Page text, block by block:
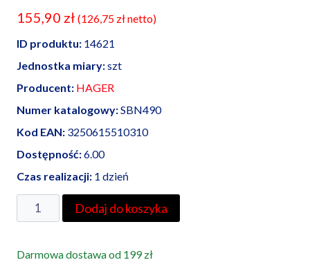
155,90 zł (126,75 złnetto)
ID produktu: 14621
Jednostka miary:szt
Producent: HAGER
Numer katalogowy:SBN490
Kod EAN: 3250615510310
Dostępność:6.00
Czas realizacji: 1 dzień
ilość
HAGER
rozłącznik
Dodaj do koszyka
Darmowa dostawa od 199 zł